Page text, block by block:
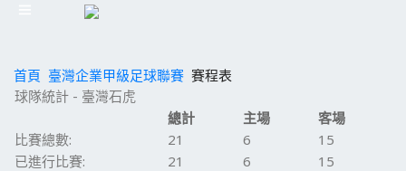
首頁 臺灣企業甲級足球聯賽 賽程表
球隊統計 - 臺灣石虎
總計
主場
客場
比賽總數:
21 6
15
已進行比賽:
21 6
15